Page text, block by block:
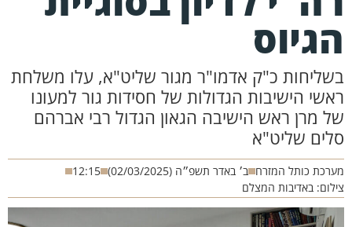
כ"ק אדמו"ר מגור שליט"א, עלו משלחת
הישיבות הגדולות של חסידות גור ​למעונו
מרן ראש הישיבה הגאון הגדול רבי אברהם
שליט"א
כותל המזרח ב׳ באדר תשפ״ה (02/03/2025)
12:15
באדיבות המצלם